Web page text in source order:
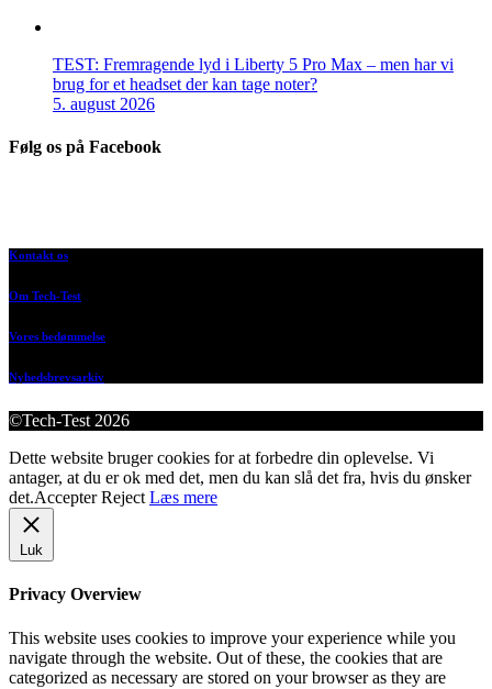
TEST: Fremragende lyd i Liberty 5 Pro Max – men har vi
brug for et headset der kan tage noter?
5. august 2026
Følg os på Facebook
Kontakt os
Om Tech-Test
Vores bedømmelse
Nyhedsbrevsarkiv
©Tech-Test 2026
Dette website bruger cookies for at forbedre din oplevelse. Vi
antager, at du er ok med det, men du kan slå det fra, hvis du ønsker
det.Accepter Reject Læs mere
Luk
Privacy Overview
This website uses cookies to improve your experience while you
navigate through the website. Out of these, the cookies that are
categorized as necessary are stored on your browser as they are